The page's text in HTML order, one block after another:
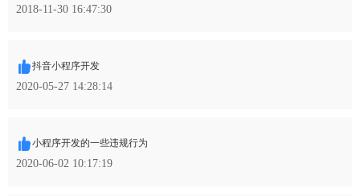
2018-11-30 16:47:30
抖音小程序开发
2020-05-27 14:28:14
小程序开发的一些违规行为
2020-06-02 10:17:19